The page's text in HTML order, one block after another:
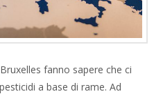
fanno sapere che ci
a base di rame. Ad